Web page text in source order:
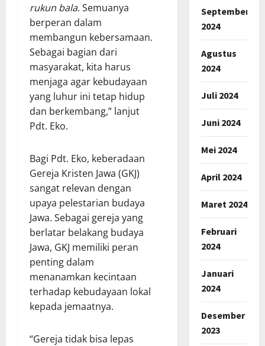
rukun bala. Semuanya
berperan dalam
membangun kebersamaan.
Sebagai bagian dari
masyarakat, kita harus
menjaga agar kebudayaan
yang luhur ini tetap hidup
dan berkembang,” lanjut
Pdt. Eko.
Bagi Pdt. Eko, keberadaan
Gereja Kristen Jawa (GKJ)
sangat relevan dengan
upaya pelestarian budaya
Jawa. Sebagai gereja yang
berlatar belakang budaya
Jawa, GKJ memiliki peran
penting dalam
menanamkan kecintaan
terhadap kebudayaan lokal
kepada jemaatnya.
“Gereja tidak bisa lepas
September
2024
Agustus
2024
Juli 2024
Juni 2024
Mei 2024
April 2024
Maret 2024
Februari
2024
Januari
2024
Desember
2023